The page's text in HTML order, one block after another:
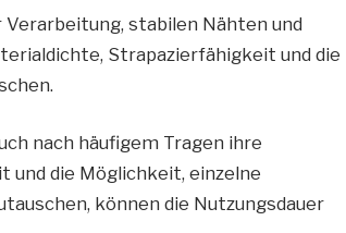
stabilen Nähten und
Strapazierfähigkeit und die
nach häufigem Tragen ihre
und die Möglichkeit, einzelne
können die Nutzungsdauer